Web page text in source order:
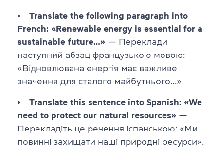
Translate the following paragraph into
French: «Renewable energy is essential for a
sustainable future…» — Переклади
наступний абзац французькою мовою:
«Відновлювана енергія має важливе
значення для сталого майбутнього…»
Translate this sentence into Spanish: «We
need to protect our natural resources» —
Перекладіть це речення іспанською: «Ми
повинні захищати наші природні ресурси».